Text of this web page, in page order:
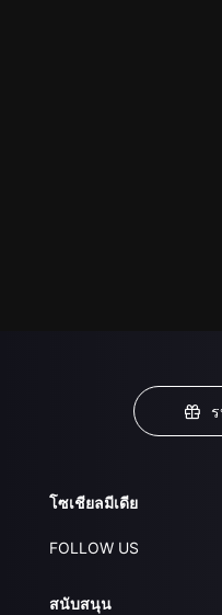
โซเชียลมีเดีย
FOLLOW US
สนับสนุน